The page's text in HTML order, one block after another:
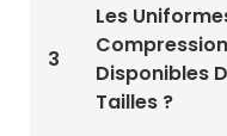
3
Les
Disponibles
Tailles ?